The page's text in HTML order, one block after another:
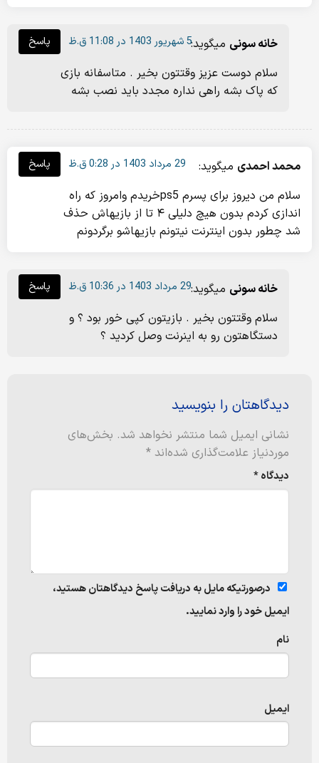
خانه سونی میگوید:
سلام دوست عزیز وقتتون بخیر . متاسفانه بازی
که پاک بشه راهی نداره مجدد باید نصب بشه
5 شهریور 1403 در 11:08 ق.ظ پاسخ
محمد احمدی میگوید:
سلام من دیروز برای پسرم ps5خریدم وامروز که راه
اندازی کردم بدون هیچ دلیلی ۴ تا از بازیهاش حذف
شد چطور بدون اینترنت نیتونم بازیهاشو برگردونم
29 مرداد 1403 در 0:28 ق.ظ پاسخ
خانه سونی میگوید:
سلام وقتتون بخیر . بازیتون کپی خور بود ؟ و
دستگاهتون رو به اینرنت وصل کردید ؟
29 مرداد 1403 در 10:36 ق.ظ پاسخ
دیدگاهتان را بنویسید
نشانی ایمیل شما منتشر نخواهد شد. بخش‌های
موردنیاز علامت‌گذاری شده‌اند *
دیدگاه*
درصورتیکه مایل به دریافت پاسخ دیدگاهتان هستید،
ایمیل خود را وارد نمایید.
نام
ایمیل